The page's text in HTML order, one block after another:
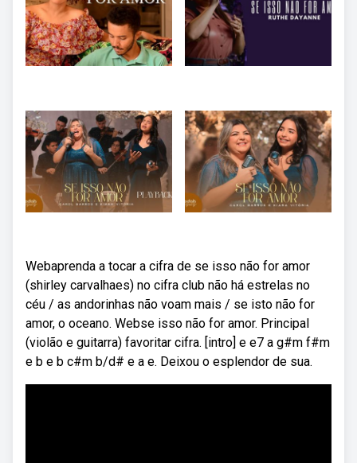
Webaprenda a tocar a cifra de se isso não for amor
(shirley carvalhaes) no cifra club não há estrelas no
céu / as andorinhas não voam mais / se isto não for
amor, o oceano. Webse isso não for amor. Principal
(violão e guitarra) favoritar cifra. [intro] e e7 a g#m f#m
e b e b c#m b/d# e a e. Deixou o esplendor de sua.